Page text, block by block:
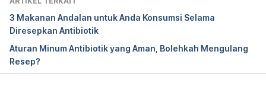
3 Makanan Andalan untuk Anda Konsumsi Selama
Diresepkan Antibiotik
Aturan Minum Antibiotik yang Aman, Bolehkah Mengulang
Resep?